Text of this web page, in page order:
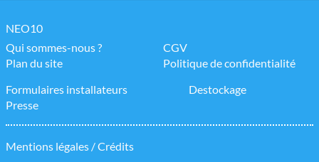
NEO10
Qui sommes-nous ?
Plan du site
CGV
Politique de confidentialité
Formulaires installateurs
Presse
Destockage
Mentions légales / Crédits